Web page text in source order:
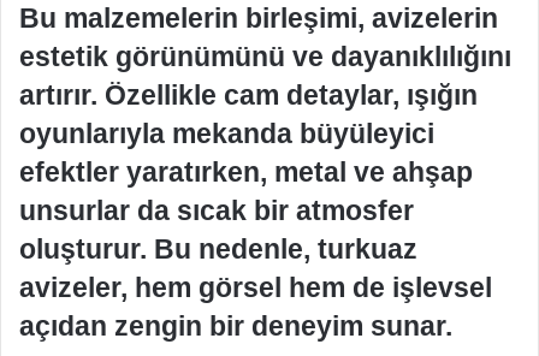
Bu malzemelerin birleşimi, avizelerin
estetik görünümünü ve dayanıklılığını
artırır. Özellikle cam detaylar, ışığın
oyunlarıyla mekanda büyüleyici
efektler yaratırken, metal ve ahşap
unsurlar da sıcak bir atmosfer
oluşturur. Bu nedenle, turkuaz
avizeler, hem görsel hem de işlevsel
açıdan zengin bir deneyim sunar.